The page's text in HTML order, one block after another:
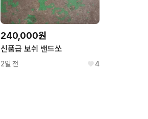
240,000원
신품급 보쉬 밴드쏘
2일 전 4